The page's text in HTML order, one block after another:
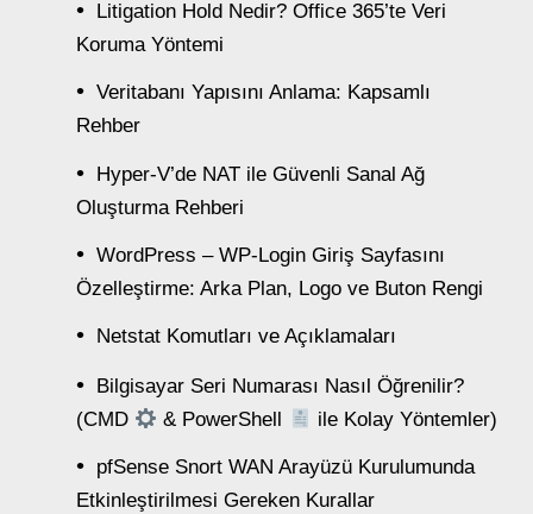
Litigation Hold Nedir? Office 365’te Veri
Koruma Yöntemi
Veritabanı Yapısını Anlama: Kapsamlı
Rehber
Hyper-V’de NAT ile Güvenli Sanal Ağ
Oluşturma Rehberi
WordPress – WP-Login Giriş Sayfasını
Özelleştirme: Arka Plan, Logo ve Buton Rengi
Netstat Komutları ve Açıklamaları
Bilgisayar Seri Numarası Nasıl Öğrenilir?
(CMD
& PowerShell ile Kolay Yöntemler)
pfSense Snort WAN Arayüzü Kurulumunda
Etkinleştirilmesi Gereken Kurallar